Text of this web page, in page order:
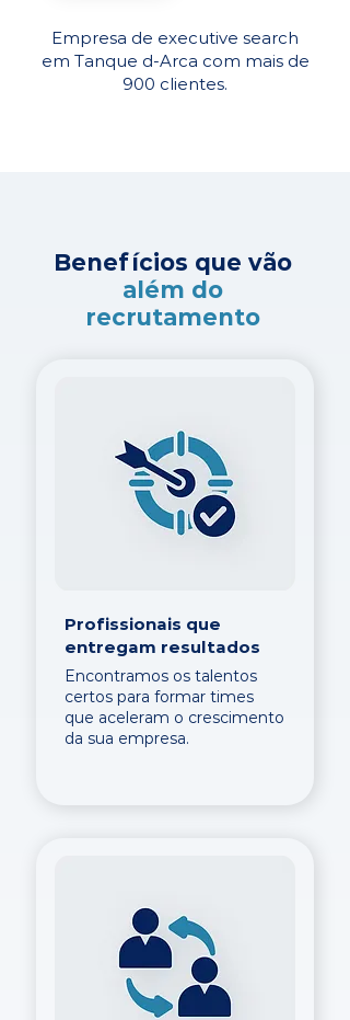
Empresa de executive search
em Tanque d-Arca com mais de
900 clientes.
Benefícios que vão
além do
recrutamento
Profissionais que
entregam resultados
Encontramos os talentos
certos para formar times
que aceleram o crescimento
da sua empresa.